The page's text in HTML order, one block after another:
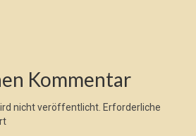
Kommentar
nicht veröffentlicht. Erforderliche